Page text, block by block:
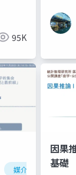
95K
媒介分析
因果
基礎